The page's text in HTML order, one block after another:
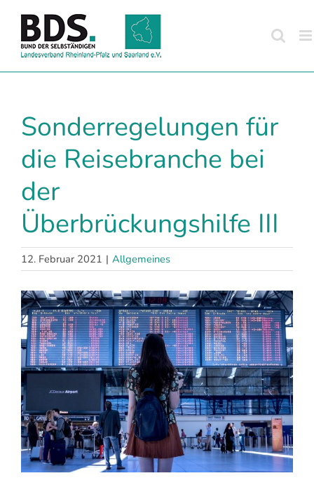
Inhalt
springen
Sonderregelungen für
die Reisebranche bei
der
Überbrückungshilfe III
12. Februar 2021 | Allgemeines
Zeige
grösseres
Bild